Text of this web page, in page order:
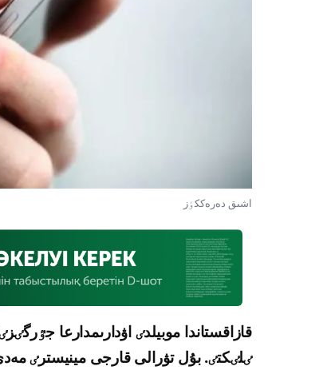
اشىق دەرەككٶز
ٸلٸكتٸ. بۇل تۋرالى قارجى مينيسترٸ